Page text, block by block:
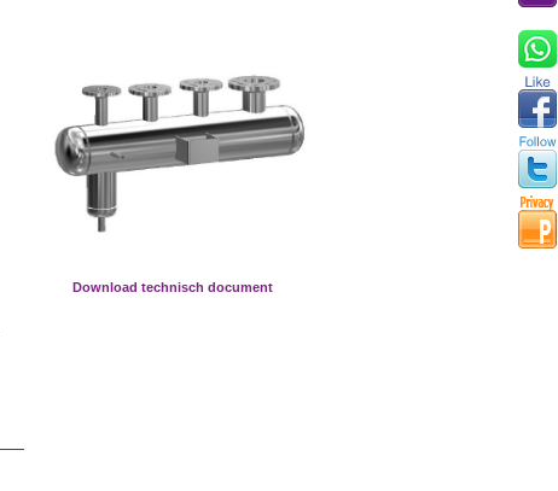
Download technisch document